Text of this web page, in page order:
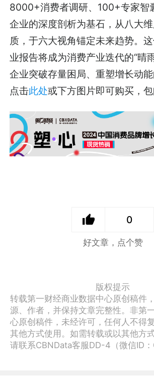
8000+消费者调研、100+专家智
企业的深度剖析为基石，从八大
质，于六大视角锚定未来趋势。
业报告将成为消费产业迭代的“晴
企业突破存量困局、重塑增长动能
点击此处或下方图片即可购买，包
0
好文章，点个赞
版权提示
转载第一财经商业数据中心原创稿件
源、作者，并保持文章完整性。非第
心原创稿件，未经许可，任何人不得
其他方式使用。如需转载或以其他方
请联系CBNData客服DD-4（微信ID：